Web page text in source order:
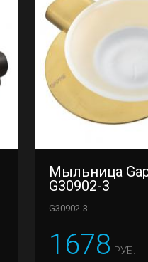
Мыльница
G30902-3
G30902-3
1678 РУБ.